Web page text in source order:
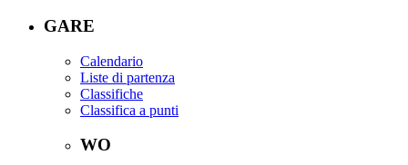
GARE
Calendario
Liste di partenza
Classifiche
Classifica a punti
WO